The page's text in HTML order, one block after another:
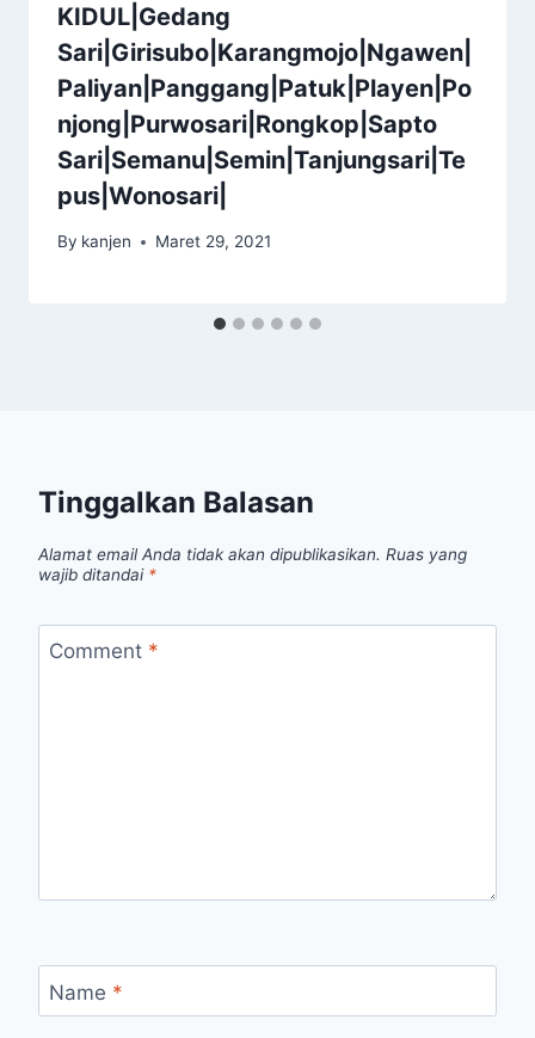
KIDUL|Gedang
Sari|Girisubo|Karangmojo|Ngawen|
Paliyan|Panggang|Patuk|Playen|Po
njong|Purwosari|Rongkop|Sapto
Sari|Semanu|Semin|Tanjungsari|Te
pus|Wonosari|
By kanjen Maret 29, 2021
Tinggalkan Balasan
Alamat email Anda tidak akan dipublikasikan. Ruas yang
wajib ditandai *
Comment *
Name *